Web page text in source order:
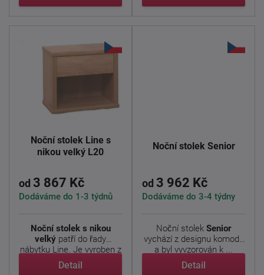
Noční stolek Line s
nikou velký L20
od 3 867 Kč
Dodáváme do 1-3 týdnů
Noční stolek s nikou
velký patří do řady
nábytku Line. Je vyroben z
...
Detail
Noční stolek Senior
od 3 962 Kč
Dodáváme do 3-4 týdny
Noční stolek Senior
vychází z designu komody
a byl vyvzorován k ...
Detail